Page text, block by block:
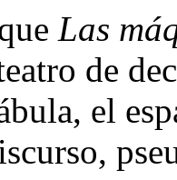
Las
de
el